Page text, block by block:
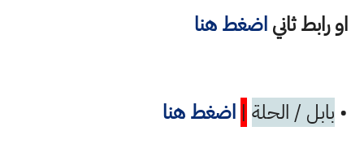
او رابط ثانياضغط هنا
• بابل / الحلة | اضغط هنا